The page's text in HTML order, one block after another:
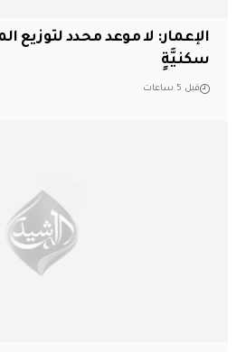
الإعمار: لا موعد محدد لتوزيع
سكنيَّةٍ
قبل 5 ساعات